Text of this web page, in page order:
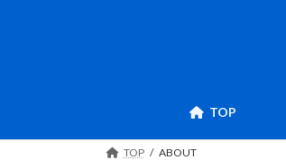
ス
ン
TOP
TOP ABOUT